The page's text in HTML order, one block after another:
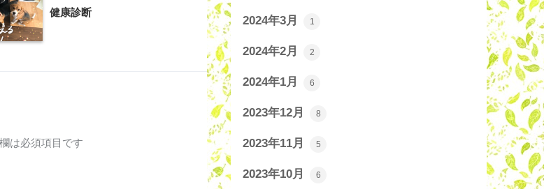
健康診断
は必須項目です
2024年3月 1
2024年2月 2
2024年1月 6
2023年12月 8
2023年11月 5
2023年10月 6